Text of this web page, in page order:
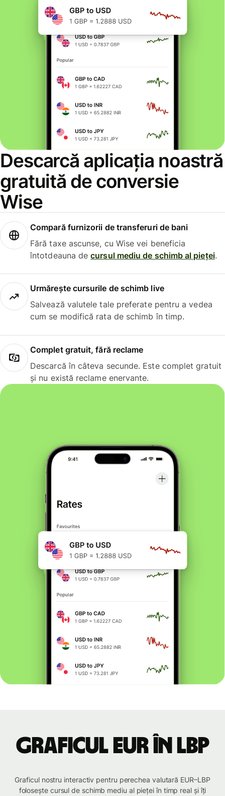
Descarcă aplicația noastră
gratuită de conversie
Wise
Compară furnizorii de transferuri de bani
Fără taxe ascunse, cu Wise vei beneficia
întotdeauna decursul mediu de schimb al pieței.
Urmărește cursurile de schimb live
Salvează valutele tale preferate pentru a vedea
cum se modifică rata de schimb în timp.
Complet gratuit, fără reclame
Descarcă în câteva secunde. Este complet gratuit
și nu există reclame enervante.
Graficul EUR în LBP
Graficul nostru interactiv pentru perechea valutară EUR–LBP
folosește cursul de schimb mediu al pieței în timp real și îți